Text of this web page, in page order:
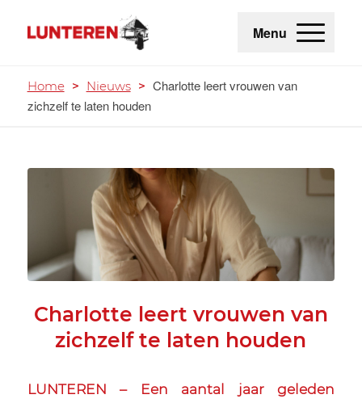
Menu
Home > Nieuws > Charlotte leert vrouwen van
zichzelf te laten houden
Charlotte leert vrouwen van
zichzelf te laten houden
LUNTEREN – Een aantal jaar geleden